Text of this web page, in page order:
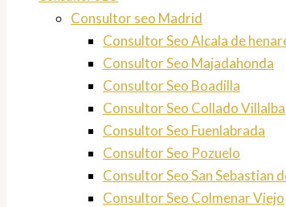
Consultor seo Madrid
Consultor Seo Alcala de
Consultor Seo Majadahonda
Consultor Seo Boadilla
Consultor Seo Collado Villalba
Consultor Seo Fuenlabrada
Consultor Seo Pozuelo
Consultor Seo San Sebastian
Consultor Seo Colmenar Viejo